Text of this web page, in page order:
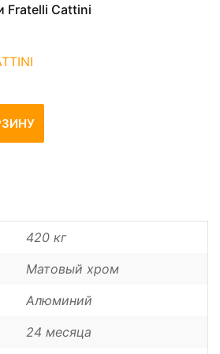
Fratelli Cattini
420 кг
Матовый хром
Алюминий
24 месяца